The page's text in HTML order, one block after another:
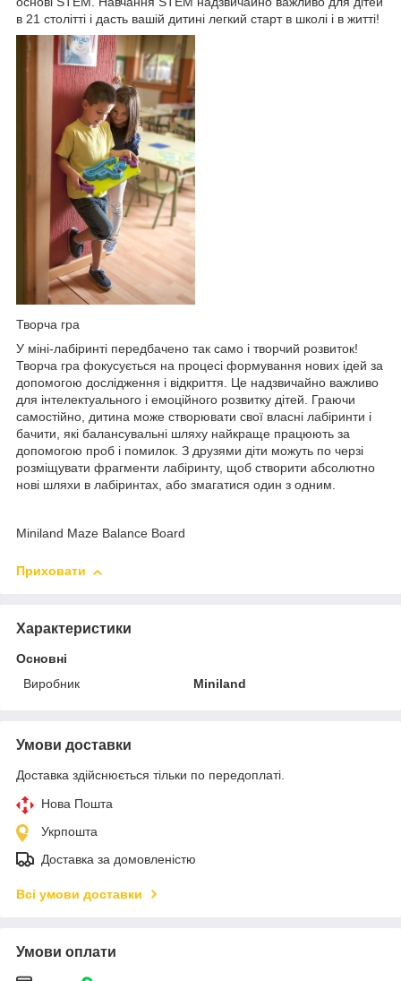
в 21 столітті і дасть вашій дитині легкий старт в школі і в житті!
Творча гра
У міні-лабіринті передбачено так само і творчий розвиток!
Творча гра фокусується на процесі формування нових ідей за
допомогою дослідження і відкриття. Це надзвичайно важливо
для інтелектуального і емоційного розвитку дітей. Граючи
самостійно, дитина може створювати свої власні лабіринти і
бачити, які балансувальні шляху найкраще працюють за
допомогою проб і помилок. З друзями діти можуть по черзі
розміщувати фрагменти лабіринту, щоб створити абсолютно
нові шляхи в лабіринтах, або змагатися один з одним.
Miniland Maze Balance Board
Приховати
Характеристики
Основні
Виробник
Miniland
Умови доставки
Доставка здійснюється тільки по передоплаті.
Нова Пошта
Укрпошта
Доставка за домовленістю
Всі умови доставки
Умови оплати